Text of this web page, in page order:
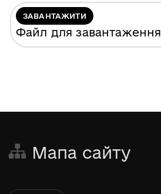
ЗАВАНТАЖИТИ
Файл для завантаження
Мапа сайту